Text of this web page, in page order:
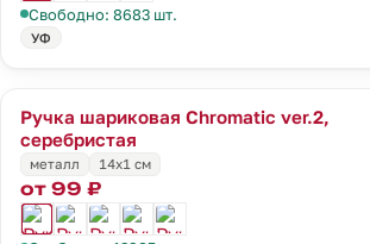
Свободно: 8683 шт.
УФ
Ручка шариковая Chromatic ver.2,
серебристая
металл 14х1 см
от 99 ₽